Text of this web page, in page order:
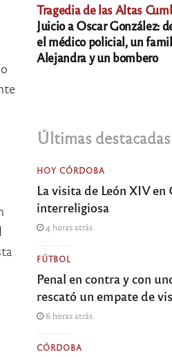
Tragedia de las Altas
Juicio a Oscar González:
el médico policial, un
Alejandra y un bombero
Últimas destacadas
HOY CÓRDOBA
La visita de León XIV en
interreligiosa
4 horas atrás
FÚTBOL
Penal en contra y con
rescató un empate de
6 horas atrás
CÓRDOBA